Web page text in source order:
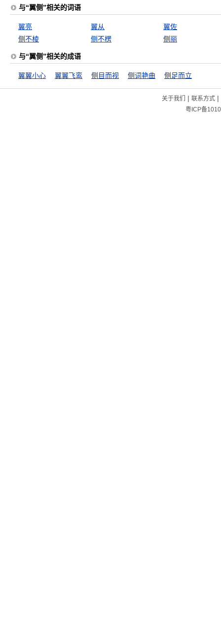
与“翼侧”相关的词语
翼亮 翼从
翼佐
侧不棱
侧不楞 侧丽
与“翼侧”相关的成语
翼翼小心 翼翼飞鸾 侧目而视 侧词艳曲 侧足而立
关于我们 | 联系方式|
粤ICP备